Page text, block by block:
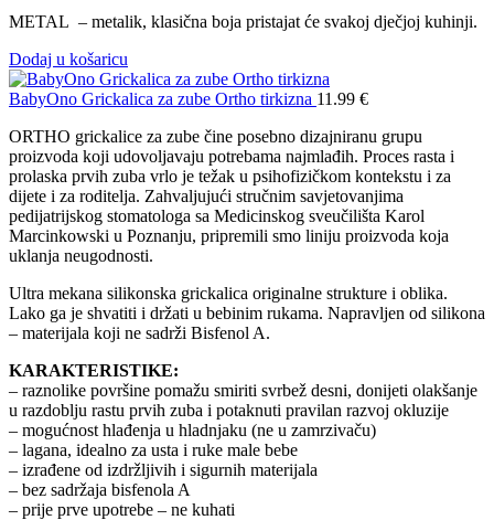
METAL – metalik, klasična boja pristajat će svakoj dječjoj kuhinji.
Dodaj u košaricu
BabyOno Grickalica za zube Ortho tirkizna 11.99 €
ORTHO grickalice za zube čine posebno dizajniranu grupu
proizvoda koji udovoljavaju potrebama najmlađih. Proces rasta i
prolaska prvih zuba vrlo je težak u psihofizičkom kontekstu i za
dijete i za roditelja. Zahvaljujući stručnim savjetovanjima
pedijatrijskog stomatologa sa Medicinskog sveučilišta Karol
Marcinkowski u Poznanju, pripremili smo liniju proizvoda koja
uklanja neugodnosti.
Ultra mekana silikonska grickalica originalne strukture i oblika.
Lako ga je shvatiti i držati u bebinim rukama. Napravljen od silikona
– materijala koji ne sadrži Bisfenol A.
KARAKTERISTIKE:
– raznolike površine pomažu smiriti svrbež desni, donijeti olakšanje
u razdoblju rastu prvih zuba i potaknuti pravilan razvoj okluzije
– mogućnost hlađenja u hladnjaku (ne u zamrzivaču)
– lagana, idealno za usta i ruke male bebe
– izrađene od izdržljivih i sigurnih materijala
– bez sadržaja bisfenola A
– prije prve upotrebe – ne kuhati